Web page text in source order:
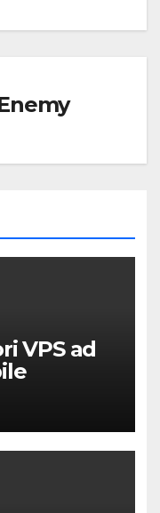
VPS ad